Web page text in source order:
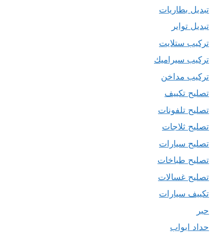
تبديل بطاريات
تبديل تواير
تركيب ستلايت
تركيب سيراميك
تركيب مداخن
تصليح تكييف
تصليح تلفونات
تصليح ثلاجات
تصليح سيارات
تصليح طباخات
تصليح غسالات
تكييف سيارات
حبر
حداد ابواب